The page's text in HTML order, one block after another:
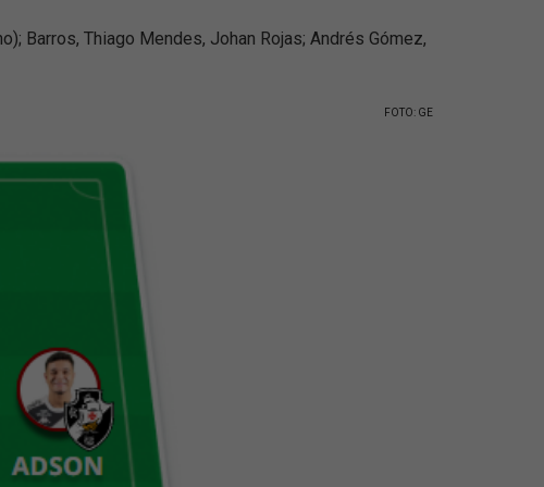
Barros, Thiago Mendes, Johan Rojas; Andrés Gómez,
FOTO: GE